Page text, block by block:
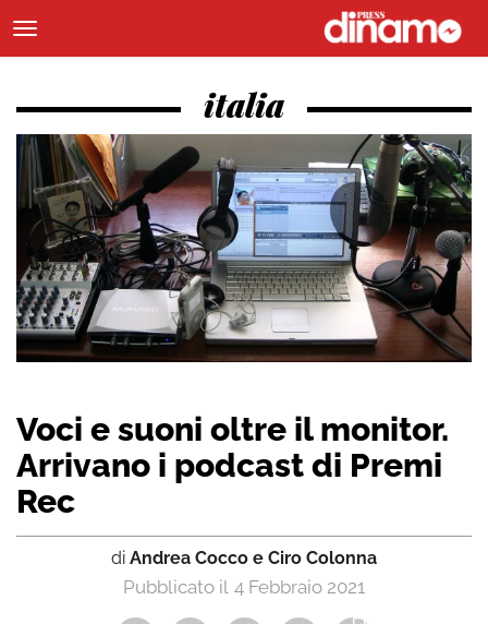
italia
Voci e suoni oltre il monitor.
Arrivano i podcast di Premi
Rec
di Andrea Cocco e Ciro Colonna
4 Febbraio 2021